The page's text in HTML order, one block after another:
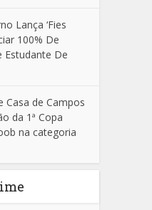
Lança ‘Fies
100% De
Estudante De
Casa de Campos
da 1ª Copa
na categoria